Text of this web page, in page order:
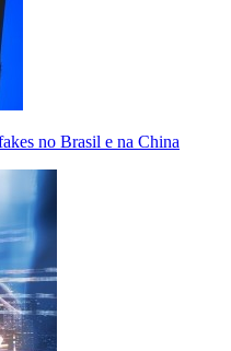
no Brasil e na China